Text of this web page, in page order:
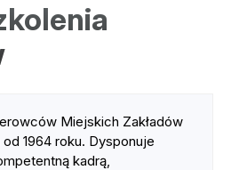
Miejskich Zakładów
1964 roku. Dysponuje
kadrą,